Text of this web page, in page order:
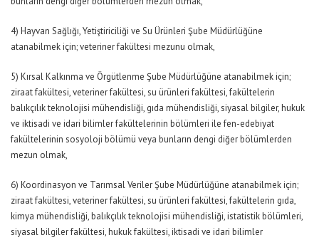
4) Hayvan Sağlığı, Yetiştiriciliği ve Su Ürünleri Şube Müdürlüğüne
atanabilmek için; veteriner fakültesi mezunu olmak,
5) Kırsal Kalkınma ve Örgütlenme Şube Müdürlüğüne atanabilmek için;
ziraat fakültesi, veteriner fakültesi, su ürünleri fakültesi, fakültelerin
balıkçılık teknolojisi mühendisliği, gıda mühendisliği, siyasal bilgiler, hukuk
ve iktisadi ve idari bilimler fakültelerinin bölümleri ile fen-edebiyat
fakültelerinin sosyoloji bölümü veya bunların dengi diğer bölümlerden
mezun olmak,
6) Koordinasyon ve Tarımsal Veriler Şube Müdürlüğüne atanabilmek için;
ziraat fakültesi, veteriner fakültesi, su ürünleri fakültesi, fakültelerin gıda,
kimya mühendisliği, balıkçılık teknolojisi mühendisliği, istatistik bölümleri,
siyasal bilgiler fakültesi, hukuk fakültesi, iktisadi ve idari bilimler